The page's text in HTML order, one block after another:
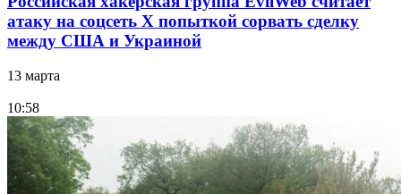
атаку на соцсеть Х попыткой сорвать сделку
между США и Украиной
13 марта
10:58